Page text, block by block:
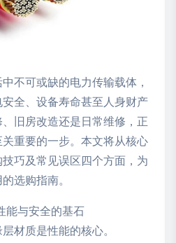
不可或缺的电力传输载体，
全、设备寿命甚至人身财产
旧房改造还是日常维修，正
重要的一步。本文将从核心
巧及常见误区四个方面，为
选购指南。
能与安全的基石
材质是性能的核心。